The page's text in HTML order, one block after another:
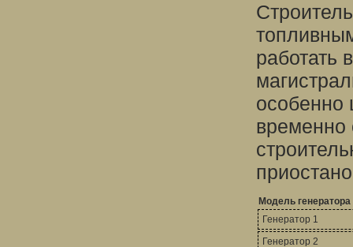
работать
особенно
временно
Модель генератора
Генератор 1
Генератор 2